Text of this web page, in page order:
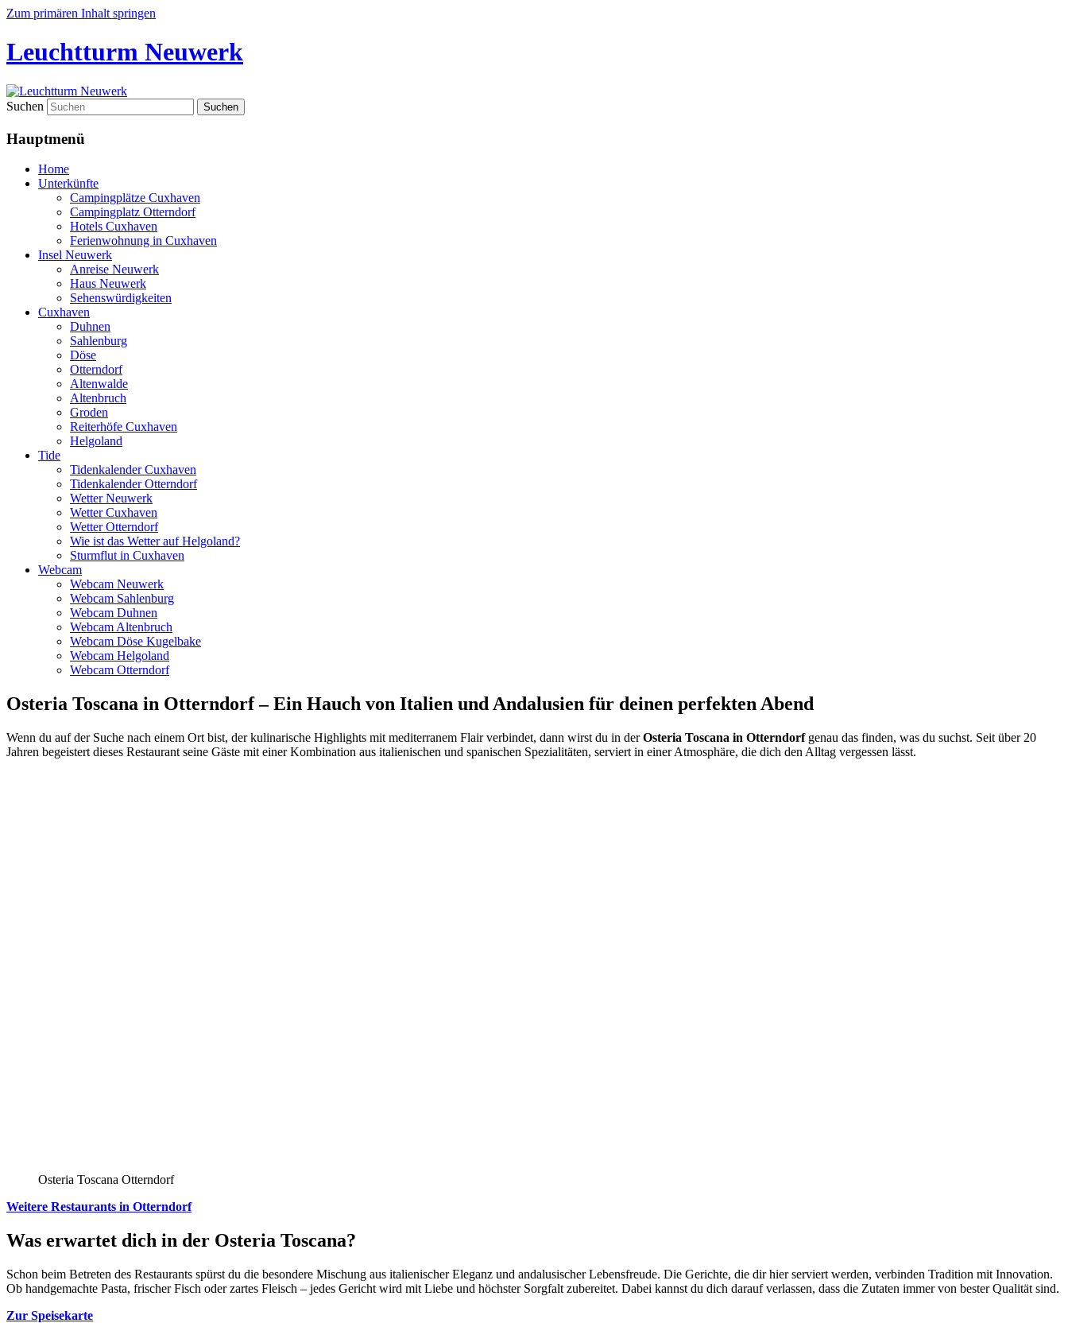
Zum primären Inhalt springen
Leuchtturm Neuwerk
Suchen
Hauptmenü
Home
Unterkünfte
Campingplätze Cuxhaven
Campingplatz Otterndorf
Hotels Cuxhaven
Ferienwohnung in Cuxhaven
Insel Neuwerk
Anreise Neuwerk
Haus Neuwerk
Sehenswürdigkeiten
Cuxhaven
Duhnen
Sahlenburg
Döse
Otterndorf
Altenwalde
Altenbruch
Groden
Reiterhöfe Cuxhaven
Helgoland
Tide
Tidenkalender Cuxhaven
Tidenkalender Otterndorf
Wetter Neuwerk
Wetter Cuxhaven
Wetter Otterndorf
Wie ist das Wetter auf Helgoland?
Sturmflut in Cuxhaven
Webcam
Webcam Neuwerk
Webcam Sahlenburg
Webcam Duhnen
Webcam Altenbruch
Webcam Döse Kugelbake
Webcam Helgoland
Webcam Otterndorf
Osteria Toscana in Otterndorf – Ein Hauch von Italien und Andalusien für deinen perfekten Abend
Wenn du auf der Suche nach einem Ort bist, der kulinarische Highlights mit mediterranem Flair verbindet, dann wirst du in derOsteria Toscana in Otterndorfgenau das finden, was du suchst. Seit über 20
Jahren begeistert dieses Restaurant seine Gäste mit einer Kombination aus italienischen und spanischen Spezialitäten, serviert in einer Atmosphäre, die dich den Alltag vergessen lässt.
Osteria Toscana Otterndorf
Weitere Restaurants in Otterndorf
Was erwartet dich in der Osteria Toscana?
Schon beim Betreten des Restaurants spürst du die besondere Mischung aus italienischer Eleganz und andalusischer Lebensfreude. Die Gerichte, die dir hier serviert werden, verbinden Tradition mit Innovation.
Ob handgemachte Pasta, frischer Fisch oder zartes Fleisch – jedes Gericht wird mit Liebe und höchster Sorgfalt zubereitet. Dabei kannst du dich darauf verlassen, dass die Zutaten immer von bester Qualität sind.
Zur Speisekarte